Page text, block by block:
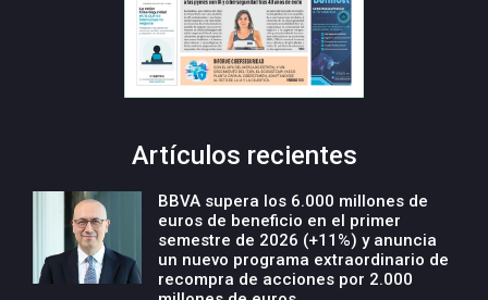
Artículos recientes
BBVA supera los 6.000 millones de
euros de beneficio en el primer
semestre de 2026 (+11%) y anuncia
un nuevo programa extraordinario de
recompra de acciones por 2.000